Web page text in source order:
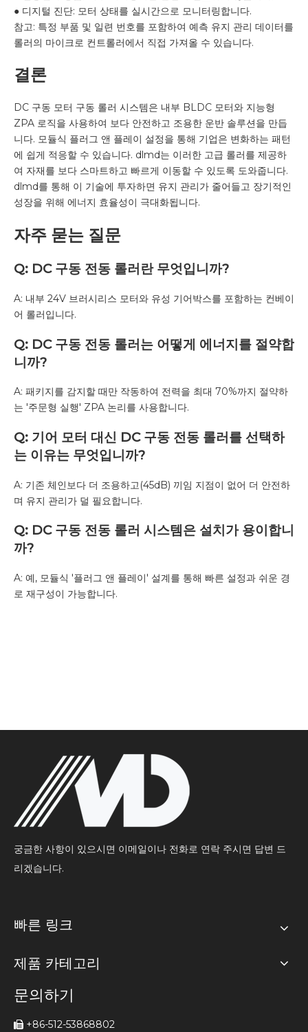
● 디지털 진단: 모터 상태를 실시간으로 모니터링합니다.
참고: 특정 부품 및 일련 번호를 포함하여 예측 유지 관리 데이터를
롤러의 마이크로 컨트롤러에서 직접 가져올 수 있습니다.
결론
DC 구동 모터 구동 롤러 시스템은 내부 BLDC 모터와 지능형
ZPA 로직을 사용하여 보다 안전하고 조용한 운반 솔루션을 만듭
니다. 모듈식 플러그 앤 플레이 설정을 통해 기업은 변화하는 패턴
에 쉽게 적응할 수 있습니다. dlmd는 이러한 고급 롤러를 제공하
여 자재를 보다 스마트하고 빠르게 이동할 수 있도록 도와줍니다.
dlmd를 통해 이 기술에 투자하면 유지 관리가 줄어들고 장기적인
성장을 위해 에너지 효율성이 극대화됩니다.
자주 묻는 질문
Q: DC 구동 전동 롤러란 무엇입니까?
A: 내부 24V 브러시리스 모터와 유성 기어박스를 포함하는 컨베이
어 롤러입니다.
Q: DC 구동 전동 롤러는 어떻게 에너지를 절약합
니까?
A: 패키지를 감지할 때만 작동하여 전력을 최대 70%까지 절약하
는 '주문형 실행' ZPA 논리를 사용합니다.
Q: 기어 모터 대신 DC 구동 전동 롤러를 선택하
는 이유는 무엇입니까?
A: 기존 체인보다 더 조용하고(45dB) 끼임 지점이 없어 더 안전하
며 유지 관리가 덜 필요합니다.
Q: DC 구동 전동 롤러 시스템은 설치가 용이합니
까?
A: 예, 모듈식 '플러그 앤 플레이' 설계를 통해 빠른 설정과 쉬운 경
로 재구성이 가능합니다.
궁금한 사항이 있으시면 이메일이나 전화로 연락 주시면 답변 드
리겠습니다.
빠른 링크
제품 카테고리
문의하기
 +86-512-53868802